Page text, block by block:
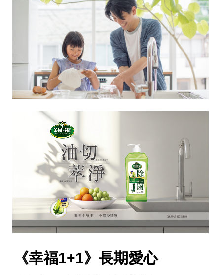
集團歷史
重視企業道德、遵守法治，並積極參與社會公益，追求
提升資訊透明度為遵循原則，逐步推動各項制度及辦法
財務資訊
提供年報、每季財報、法說會資訊
我們提供完整與品質保證的代工服務(ODM/OEM)
海外代理
不斷創新突破，致力提供消費者更舒適、方便的居家生
活
《幸福1+1》長期愛心